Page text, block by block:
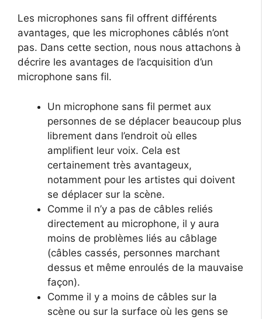
Les microphones sans fil offrent différents
avantages, que les microphones câblés n’ont
pas. Dans cette section, nous nous attachons à
décrire les avantages de l’acquisition d’un
microphone sans fil.
Un microphone sans fil permet aux
personnes de se déplacer beaucoup plus
librement dans l’endroit où elles
amplifient leur voix. Cela est
certainement très avantageux,
notamment pour les artistes qui doivent
se déplacer sur la scène.
Comme il n’y a pas de câbles reliés
directement au microphone, il y aura
moins de problèmes liés au câblage
(câbles cassés, personnes marchant
dessus et même enroulés de la mauvaise
façon).
Comme il y a moins de câbles sur la
scène ou sur la surface où les gens se